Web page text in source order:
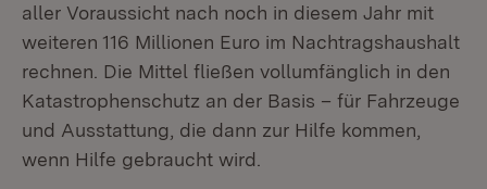
aller Voraussicht nach noch in diesem Jahr mit
weiteren 116 Millionen Euro im Nachtragshaushalt
rechnen. Die Mittel fließen vollumfänglich in den
Katastrophenschutz an der Basis – für Fahrzeuge
und Ausstattung, die dann zur Hilfe kommen,
wenn Hilfe gebraucht wird.